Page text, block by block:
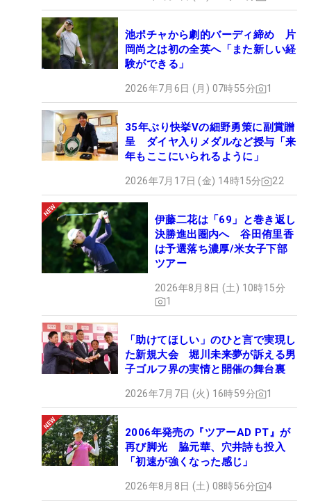
池ポチャから劇的バーディ締め 片
岡尚之は初の全英へ「また新しい経
験ができる」
2026年7月6日 (月) 07時55分 1
35年ぶり快挙Vの細野勇策に副賞贈
呈 ダイヤ入りメダルなど授与「来
年もここにいられるように」
2026年7月17日 (金) 14時15分 22
伊藤二花は「69」と巻き返し
決勝進出圏内へ 谷田侑里香
は予選落ち濃厚/米女子下部
ツアー
2026年8月8日 (土) 10時15分
1
「助けてほしい」のひと言で実現し
た新規大会 堀川未来夢が訴える男
子ゴルフ界の実情と開催の舞台裏
2026年7月7日 (火) 16時59分 1
2006年発売の『ツアーAD PT』が
再び脚光 脇元華、穴井詩も投入
「初速が強くなった感じ」
2026年8月8日 (土) 08時56分 4